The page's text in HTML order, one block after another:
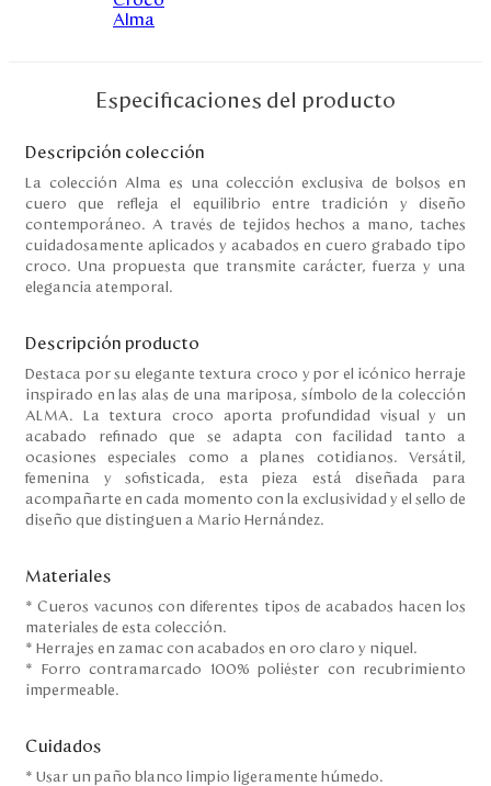
Mi cuenta
Blog
Servicio al cliente
Nuestras Tiendas
Colombia
Costa Rica
Panamá
USA
Venezuela
Especificaciones del producto
Descripción colección
La colección Alma es una colección exclusiva de bolsos en
cuero que refleja el equilibrio entre tradición y diseño
contemporáneo. A través de tejidos hechos a mano, taches
cuidadosamente aplicados y acabados en cuero grabado tipo
croco. Una propuesta que transmite carácter, fuerza y una
elegancia atemporal.
Descripción producto
Destaca por su elegante textura croco y por el icónico herraje
inspirado en las alas de una mariposa, símbolo de la colección
ALMA. La textura croco aporta profundidad visual y un
acabado refinado que se adapta con facilidad tanto a
ocasiones especiales como a planes cotidianos. Versátil,
femenina y sofisticada, esta pieza está diseñada para
acompañarte en cada momento con la exclusividad y el sello de
diseño que distinguen a Mario Hernández.
Materiales
* Cueros vacunos con diferentes tipos de acabados hacen los
materiales de esta colección.
* Herrajes en zamac con acabados en oro claro y niquel.
* Forro contramarcado 100% poliéster con recubrimiento
impermeable.
Cuidados
* Usar un paño blanco limpio ligeramente húmedo.